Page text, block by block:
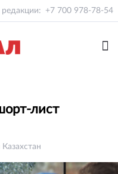
редакции: +7 700 978-78-54
лист